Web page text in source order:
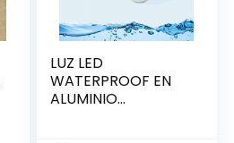
LUZ LED
WATERPROOF EN
ALUMINIO